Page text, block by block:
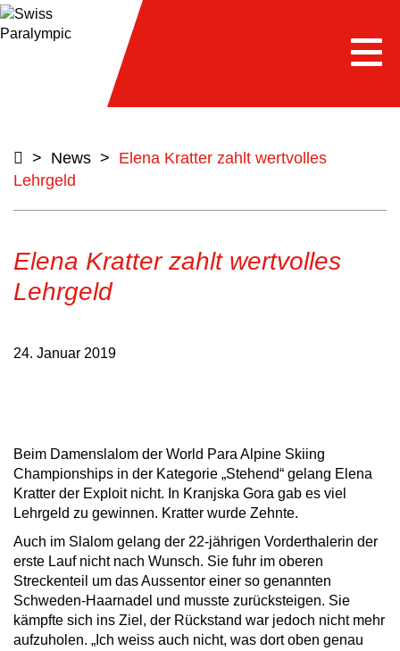
> News > Elena Kratter zahlt wertvolles
Lehrgeld
Elena Kratter zahlt wertvolles
Lehrgeld
24. Januar 2019
Beim Damenslalom der World Para Alpine Skiing
Championships in der Kategorie „Stehend“ gelang Elena
Kratter der Exploit nicht. In Kranjska Gora gab es viel
Lehrgeld zu gewinnen. Kratter wurde Zehnte.
Auch im Slalom gelang der 22-jährigen Vorderthalerin der
erste Lauf nicht nach Wunsch. Sie fuhr im oberen
Streckenteil um das Aussentor einer so genannten
Schweden-Haarnadel und musste zurücksteigen. Sie
kämpfte sich ins Ziel, der Rückstand war jedoch nicht mehr
aufzuholen. „Ich weiss auch nicht, was dort oben genau